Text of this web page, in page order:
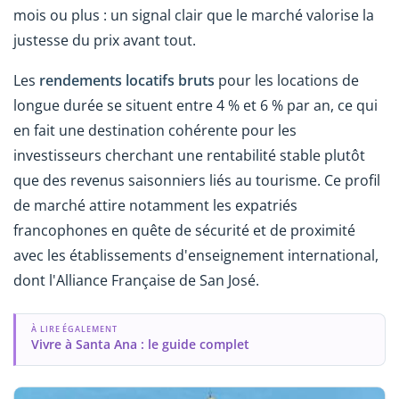
mois ou plus : un signal clair que le marché valorise la
justesse du prix avant tout.
Les rendements locatifs bruts pour les locations de
longue durée se situent entre 4 % et 6 % par an, ce qui
en fait une destination cohérente pour les
investisseurs cherchant une rentabilité stable plutôt
que des revenus saisonniers liés au tourisme. Ce profil
de marché attire notamment les expatriés
francophones en quête de sécurité et de proximité
avec les établissements d'enseignement international,
dont l'Alliance Française de San José.
À LIRE ÉGALEMENT
Vivre à Santa Ana : le guide complet